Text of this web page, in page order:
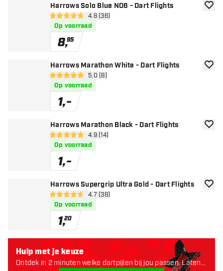
Harrows Solo Blue NO6 - Dart Flights
open reviews drawer
4.8 score sterren4.8 (36)
Op voorraad
8,95
Harrows Marathon White - Dart Flights
open reviews drawer
5 score sterren5.0 (8)
Op voorraad
1,-
Harrows Marathon Black - Dart Flights
open reviews drawer
4.9 score sterren4.9 (14)
Op voorraad
1,-
Harrows Supergrip Ultra Gold - Dart Flights
open reviews drawer
4.7 score sterren4.7 (38)
Op voorraad
1,20
Hulp met je keuze
Ontdek in 2 minuten welke dartpijlen bij jou passen. Laten